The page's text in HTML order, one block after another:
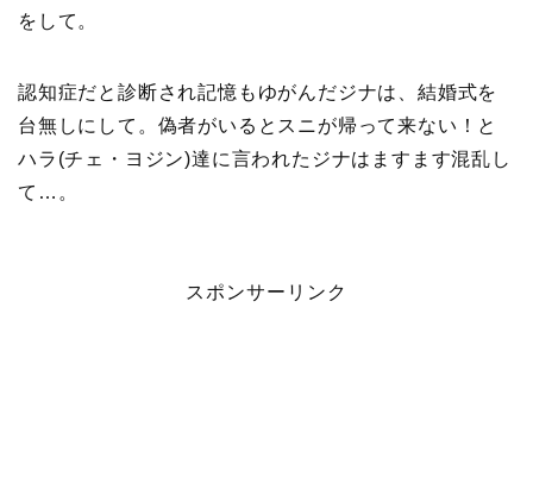
をして。
認知症だと診断され記憶もゆがんだジナは、結婚式を
台無しにして。偽者がいるとスニが帰って来ない！と
ハラ(チェ・ヨジン)達に言われたジナはますます混乱し
て…。
スポンサーリンク